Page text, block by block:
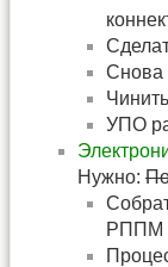
Снова
УПО
Нужно:
РППМ